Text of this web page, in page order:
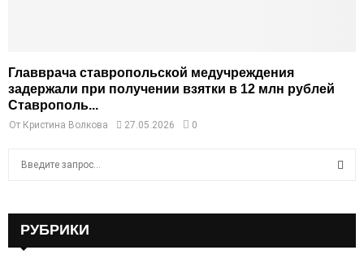
Главврача ставропольской медучреждения
задержали при получении взятки в 12 млн рублей
Ставрополь...
От Кристина Волкова 27.05.2026 0
РУБРИКИ